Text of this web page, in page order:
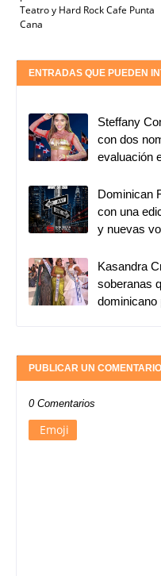
Teatro y Hard Rock Cafe Punta
Cana
ENTRADAS QUE PUEDEN
Steffany
con dos
evaluación
Dominican
con una
y nuevas
Kasandra
soberanas
PUBLICAR UN COMENTARIO
0 Comentarios
Emoji